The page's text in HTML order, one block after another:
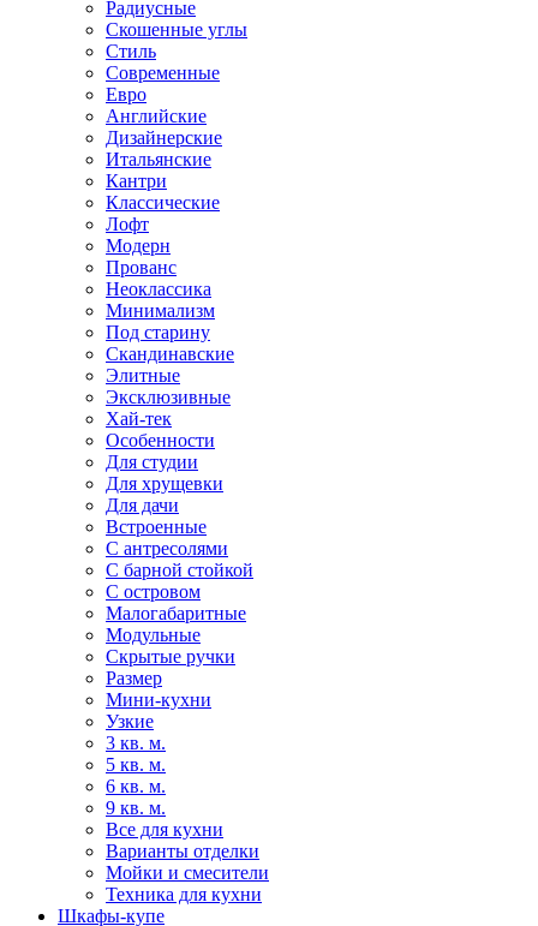
Радиусные
Скошенные углы
Стиль
Современные
Евро
Английские
Дизайнерские
Итальянские
Кантри
Классические
Лофт
Модерн
Прованс
Неоклассика
Минимализм
Под старину
Скандинавские
Элитные
Эксклюзивные
Хай-тек
Особенности
Для студии
Для хрущевки
Для дачи
Встроенные
С антресолями
С барной стойкой
С островом
Малогабаритные
Модульные
Скрытые ручки
Размер
Мини-кухни
Узкие
3 кв. м.
5 кв. м.
6 кв. м.
9 кв. м.
Все для кухни
Варианты отделки
Мойки и смесители
Техника для кухни
Шкафы-купе